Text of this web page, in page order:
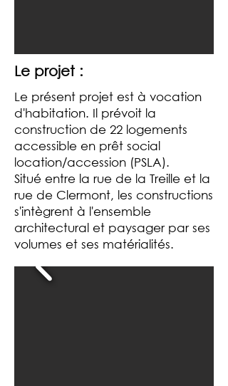
Le projet :
Le présent projet est à vocation
d'habitation. Il prévoit la
construction de 22 logements
accessible en prêt social
location/accession (PSLA).
Situé entre la rue de la Treille et la
rue de Clermont, les constructions
s'intègrent à l'ensemble
architectural et paysager par ses
volumes et ses matérialités.